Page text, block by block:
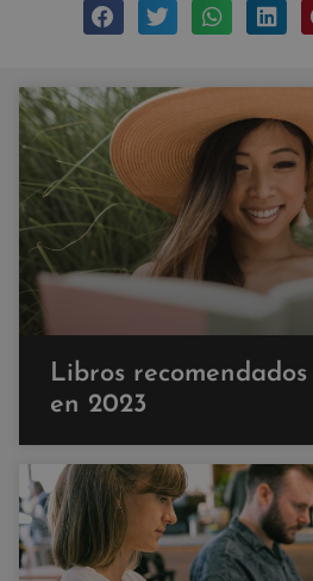
Libros
en 2023